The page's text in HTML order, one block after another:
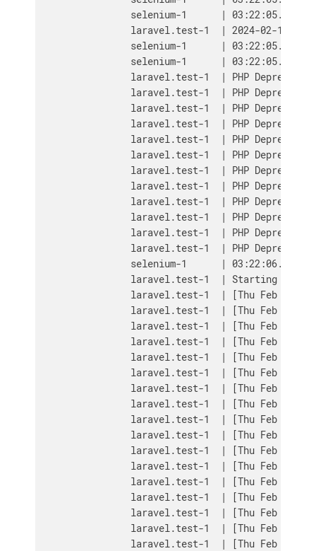
selenium-1      | 03:22:05.933
laravel.test-1  | 2024-02-15
selenium-1      | 03:22:05.972
selenium-1      | 03:22:05.973
laravel.test-1  | PHP
laravel.test-1  | PHP
laravel.test-1  | PHP
laravel.test-1  | PHP
laravel.test-1  | PHP
laravel.test-1  | PHP
laravel.test-1  | PHP
laravel.test-1  | PHP
laravel.test-1  | PHP
laravel.test-1  | PHP
laravel.test-1  | PHP
laravel.test-1  | PHP
selenium-1      | 03:22:06.154
laravel.test-1  | Starting
laravel.test-1  | [Thu Feb 15
laravel.test-1  | [Thu Feb 15
laravel.test-1  | [Thu Feb 15
laravel.test-1  | [Thu Feb 15
laravel.test-1  | [Thu Feb 15
laravel.test-1  | [Thu Feb 15
laravel.test-1  | [Thu Feb 15
laravel.test-1  | [Thu Feb 15
laravel.test-1  | [Thu Feb 15
laravel.test-1  | [Thu Feb 15
laravel.test-1  | [Thu Feb 15
laravel.test-1  | [Thu Feb 15
laravel.test-1  | [Thu Feb 15
laravel.test-1  | [Thu Feb 15
laravel.test-1  | [Thu Feb 15
laravel.test-1  | [Thu Feb 15
laravel.test-1  | [Thu Feb 15